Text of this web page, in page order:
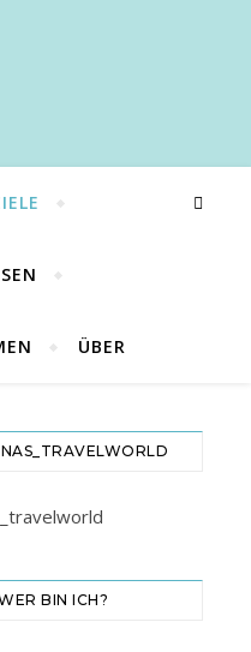
ÜBER
BIN ICH?